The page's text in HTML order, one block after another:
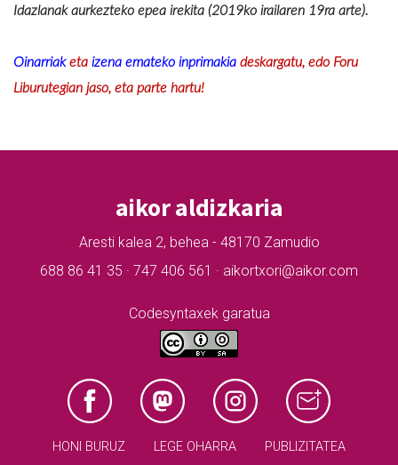
Idazlanak aurkezteko epea irekita (2019ko irailaren 19ra arte).
Oinarriak eta izena emateko inprimakia deskargatu, edo Foru
Liburutegian jaso, eta parte hartu!
aikor aldizkaria
Aresti kalea 2, behea - 48170 Zamudio
688 86 41 35 · 747 406 561 · aikortxori@aikor.com
Codesyntaxek garatua
HONI BURUZ LEGE OHARRA PUBLIZITATEA